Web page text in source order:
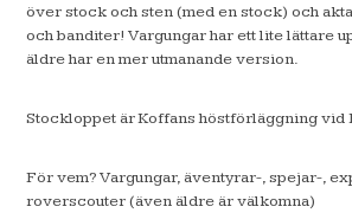
över stock och sten (med en stock) och
och banditer! Vargungar har ett lite lättare
äldre har en mer utmanande version.
Stockloppet är Koffans höstförläggning vid
För vem? Vargungar, äventyrar-, spejar-,
roverscouter (även äldre är välkomna)